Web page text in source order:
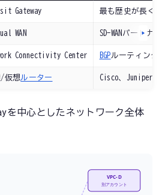
Gateway 最も歴史が長く
WAN SD-WANパートナ
Connectivity Center BGPルーティング
仮想ルーター Cisco、Juniper
を中心としたネットワーク全体
VPC-D
別アカウント